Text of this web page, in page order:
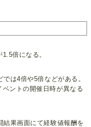
倍になる。
は4倍や5倍などがある。
ントの開催日時が異なる
結果画面にて経験値報酬を